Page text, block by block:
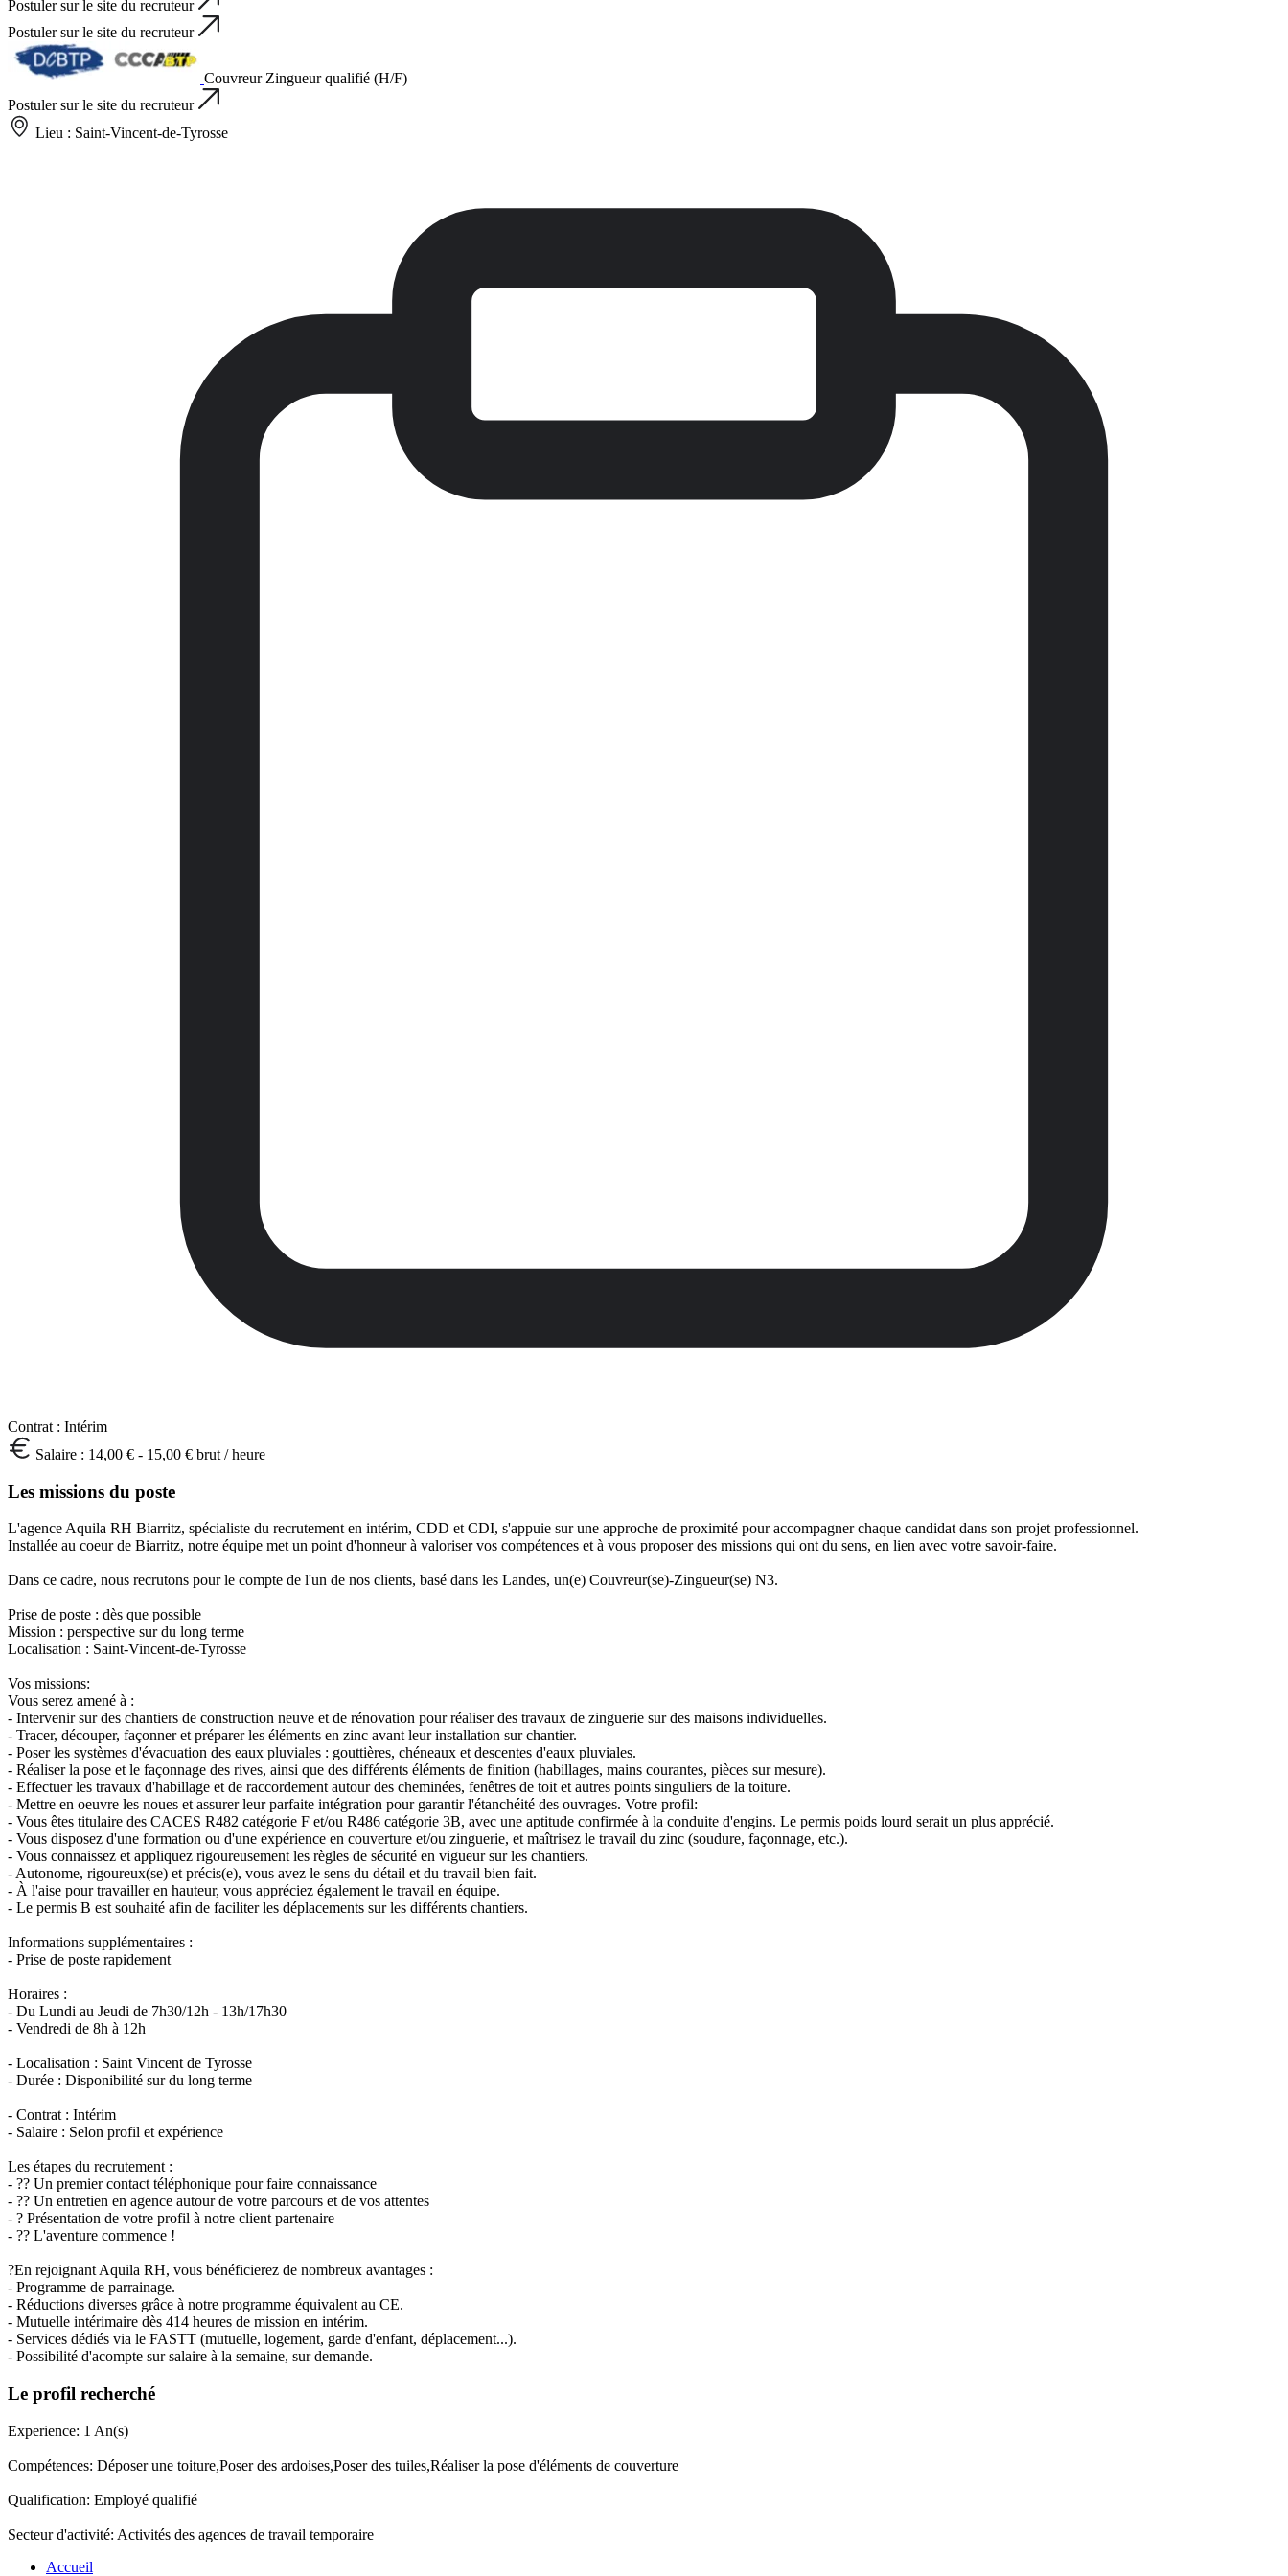
Postuler sur le site du recruteur
Postuler sur le site du recruteur
Couvreur Zingueur qualifié (H/F)
Postuler sur le site du recruteur
Lieu : Saint-Vincent-de-Tyrosse
Contrat : Intérim
Salaire : 14,00 € - 15,00 € brut / heure
Les missions du poste
L'agence Aquila RH Biarritz, spécialiste du recrutement en intérim, CDD et CDI, s'appuie sur une approche de proximité pour accompagner chaque candidat dans son projet professionnel.
Installée au coeur de Biarritz, notre équipe met un point d'honneur à valoriser vos compétences et à vous proposer des missions qui ont du sens, en lien avec votre savoir-faire.
Dans ce cadre, nous recrutons pour le compte de l'un de nos clients, basé dans les Landes, un(e) Couvreur(se)-Zingueur(se) N3.
Prise de poste : dès que possible
Mission : perspective sur du long terme
Localisation : Saint-Vincent-de-Tyrosse
Vos missions:
Vous serez amené à :
- Intervenir sur des chantiers de construction neuve et de rénovation pour réaliser des travaux de zinguerie sur des maisons individuelles.
- Tracer, découper, façonner et préparer les éléments en zinc avant leur installation sur chantier.
- Poser les systèmes d'évacuation des eaux pluviales : gouttières, chéneaux et descentes d'eaux pluviales.
- Réaliser la pose et le façonnage des rives, ainsi que des différents éléments de finition (habillages, mains courantes, pièces sur mesure).
- Effectuer les travaux d'habillage et de raccordement autour des cheminées, fenêtres de toit et autres points singuliers de la toiture.
- Mettre en oeuvre les noues et assurer leur parfaite intégration pour garantir l'étanchéité des ouvrages. Votre profil:
- Vous êtes titulaire des CACES R482 catégorie F et/ou R486 catégorie 3B, avec une aptitude confirmée à la conduite d'engins. Le permis poids lourd serait un plus apprécié.
- Vous disposez d'une formation ou d'une expérience en couverture et/ou zinguerie, et maîtrisez le travail du zinc (soudure, façonnage, etc.).
- Vous connaissez et appliquez rigoureusement les règles de sécurité en vigueur sur les chantiers.
- Autonome, rigoureux(se) et précis(e), vous avez le sens du détail et du travail bien fait.
- À l'aise pour travailler en hauteur, vous appréciez également le travail en équipe.
- Le permis B est souhaité afin de faciliter les déplacements sur les différents chantiers.
Informations supplémentaires :
- Prise de poste rapidement
Horaires :
- Du Lundi au Jeudi de 7h30/12h - 13h/17h30
- Vendredi de 8h à 12h
- Localisation : Saint Vincent de Tyrosse
- Durée : Disponibilité sur du long terme
- Contrat : Intérim
- Salaire : Selon profil et expérience
Les étapes du recrutement :
- ?? Un premier contact téléphonique pour faire connaissance
- ?? Un entretien en agence autour de votre parcours et de vos attentes
- ? Présentation de votre profil à notre client partenaire
- ?? L'aventure commence !
?En rejoignant Aquila RH, vous bénéficierez de nombreux avantages :
- Programme de parrainage.
- Réductions diverses grâce à notre programme équivalent au CE.
- Mutuelle intérimaire dès 414 heures de mission en intérim.
- Services dédiés via le FASTT (mutuelle, logement, garde d'enfant, déplacement...).
- Possibilité d'acompte sur salaire à la semaine, sur demande.
Le profil recherché
Experience: 1 An(s)
Compétences: Déposer une toiture,Poser des ardoises,Poser des tuiles,Réaliser la pose d'éléments de couverture
Qualification: Employé qualifié
Secteur d'activité: Activités des agences de travail temporaire
Accueil